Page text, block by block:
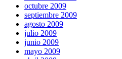
octubre 2009
septiembre 2009
agosto 2009
julio 2009
junio 2009
mayo 2009